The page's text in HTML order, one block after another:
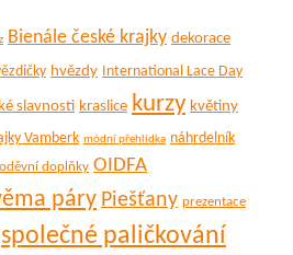
Bienále české krajky dekorace
hvězdy International Lace Day
slavnosti kraslice kurzy květiny
Vamberk módní přehlídka náhrdelník
oděvní doplňky OIDFA
páry Piešťany prezentace
společné paličkování